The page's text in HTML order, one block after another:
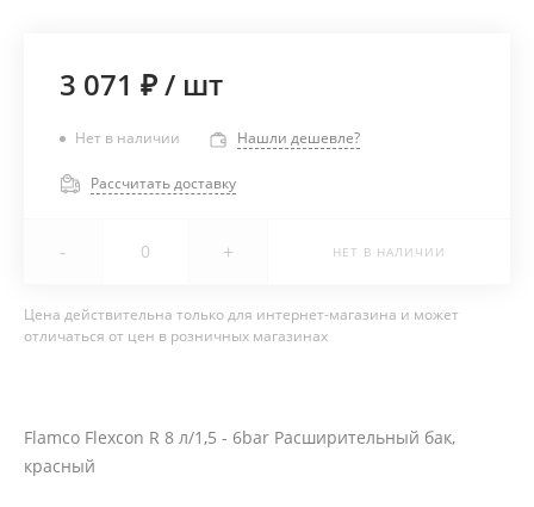
3 071 ₽/ шт
Нет в наличии Нашли дешевле?
Рассчитать доставку
- + НЕТ В НАЛИЧИИ
Цена действительна только для интернет-магазина и может
отличаться от цен в розничных магазинах
Flamco Flexcon R 8 л/1,5 - 6bar Расширительный бак,
красный